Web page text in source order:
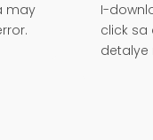
may
I-
click
detalye